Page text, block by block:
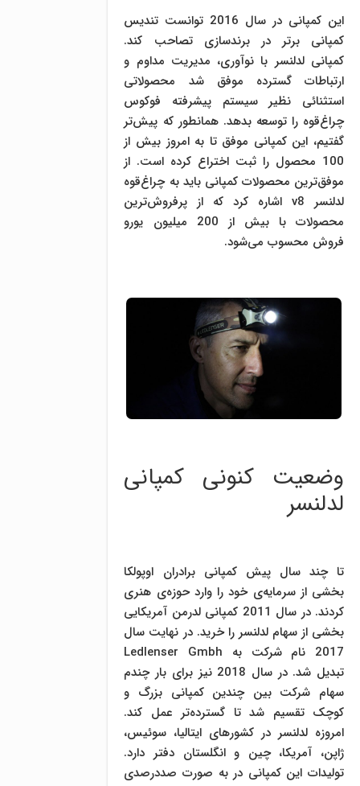
این کمپانی در سال 2016 توانست تندیس
کمپانی برتر در برندسازی تصاحب کند.
کمپانی لدلنسر با نوآوری، مدیریت مداوم و
ارتباطات گسترده موفق شد محصولاتی
استثنائی نظیر سیستم پیشرفته فوکوس
چراغ‌قوه را توسعه بدهد. همانطور که پیش‌تر
گفتیم، این کمپانی موفق تا به امروز بیش از
100 محصول را ثبت اختراع کرده است. از
موفق‌ترین محصولات کمپانی باید به چراغ‌قوه
لدلنسر v8 اشاره کرد که از پرفروش‌ترین
محصولات با بیش از 200 میلیون یورو
فروش محسوب می‌شود.
وضعیت کنونی کمپانی
لدلنسر
تا چند سال پیش کمپانی برادران اوپولکا
بخشی از سرمایه‌ی خود را وارد حوزه‌ی هنری
کردند. در سال 2011 کمپانی لدرمن آمریکایی
بخشی از سهام لدلنسر را خرید. در نهایت سال
2017 نام شرکت به Ledlenser Gmbh
تبدیل شد. در سال 2018 نیز برای بار چندم
سهام شرکت بین چندین کمپانی بزرگ و
کوچک تقسیم شد تا گسترده‌تر عمل کند.
امروزه لدلنسر در کشورهای ایتالیا، سوئیس،
ژاپن، آمریکا، چین و انگلستان دفتر دارد.
تولیدات این کمپانی در به صورت صددرصدی